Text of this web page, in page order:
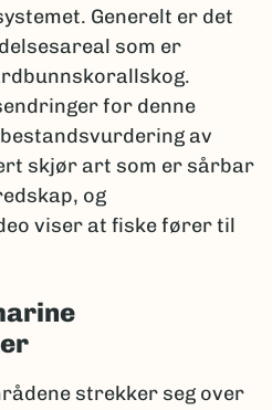
Generelt er det
som er
for denne
av
skjør art som er sårbar
og
viser at fiske fører til
strekker seg over